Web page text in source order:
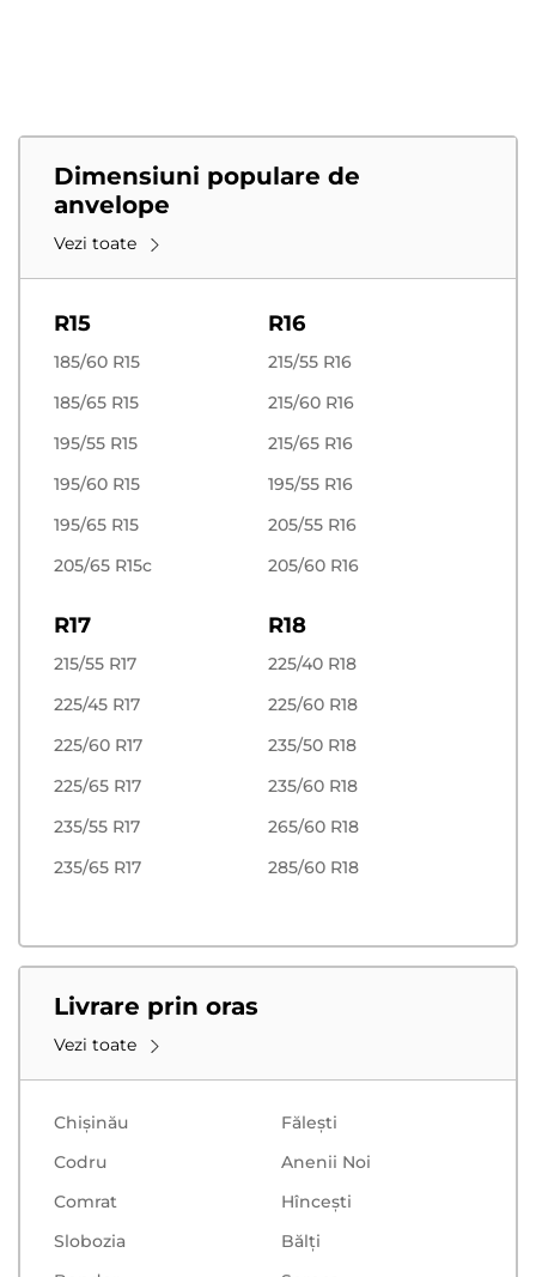
Dimensiuni populare de
anvelope
Vezi toate
R15
185/60 R15
185/65 R15
195/55 R15
195/60 R15
195/65 R15
205/65 R15c
R16
215/55 R16
215/60 R16
215/65 R16
195/55 R16
205/55 R16
205/60 R16
R17
215/55 R17
225/45 R17
225/60 R17
225/65 R17
235/55 R17
235/65 R17
R18
225/40 R18
225/60 R18
235/50 R18
235/60 R18
265/60 R18
285/60 R18
Livrare prin oras
Vezi toate
Chișinău
Făleşti
Codru
Anenii Noi
Comrat
Hînceşti
Slobozia
Bălţi